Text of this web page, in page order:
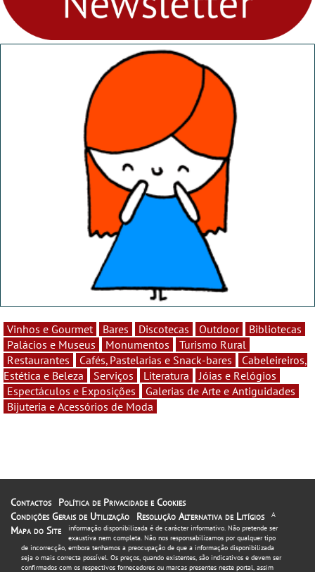
Vinhos e Gourmet Bares Discotecas Outdoor
Bibliotecas
Palácios e Museus
Monumentos
Turismo Rural
Restaurantes
Cafés, Pastelarias e Snack-bares
Cabeleireiros,
Estética e Beleza
Serviços Literatura
Jóias e Relógios
Espectáculos e Exposições
Galerias de Arte e Antiguidades
Bijuteria e Acessórios de Moda
Contactos
Política de Privacidade e Cookies
Condições Gerais de Utilização
Resolução Alternativa de Litígios
Mapa do Site
A
informação disponibilizada é de carácter informativo. Não pretende ser
exaustiva nem completa. Não nos responsabilizamos por qualquer tipo
de incorrecção, embora tenhamos a preocupação de que a informação disponibilizada
seja o mais correcta possível. Os preços, quando existentes, são indicativos e devem ser
confirmados com os respectivos fornecedores ou marcas presentes neste portal, assim